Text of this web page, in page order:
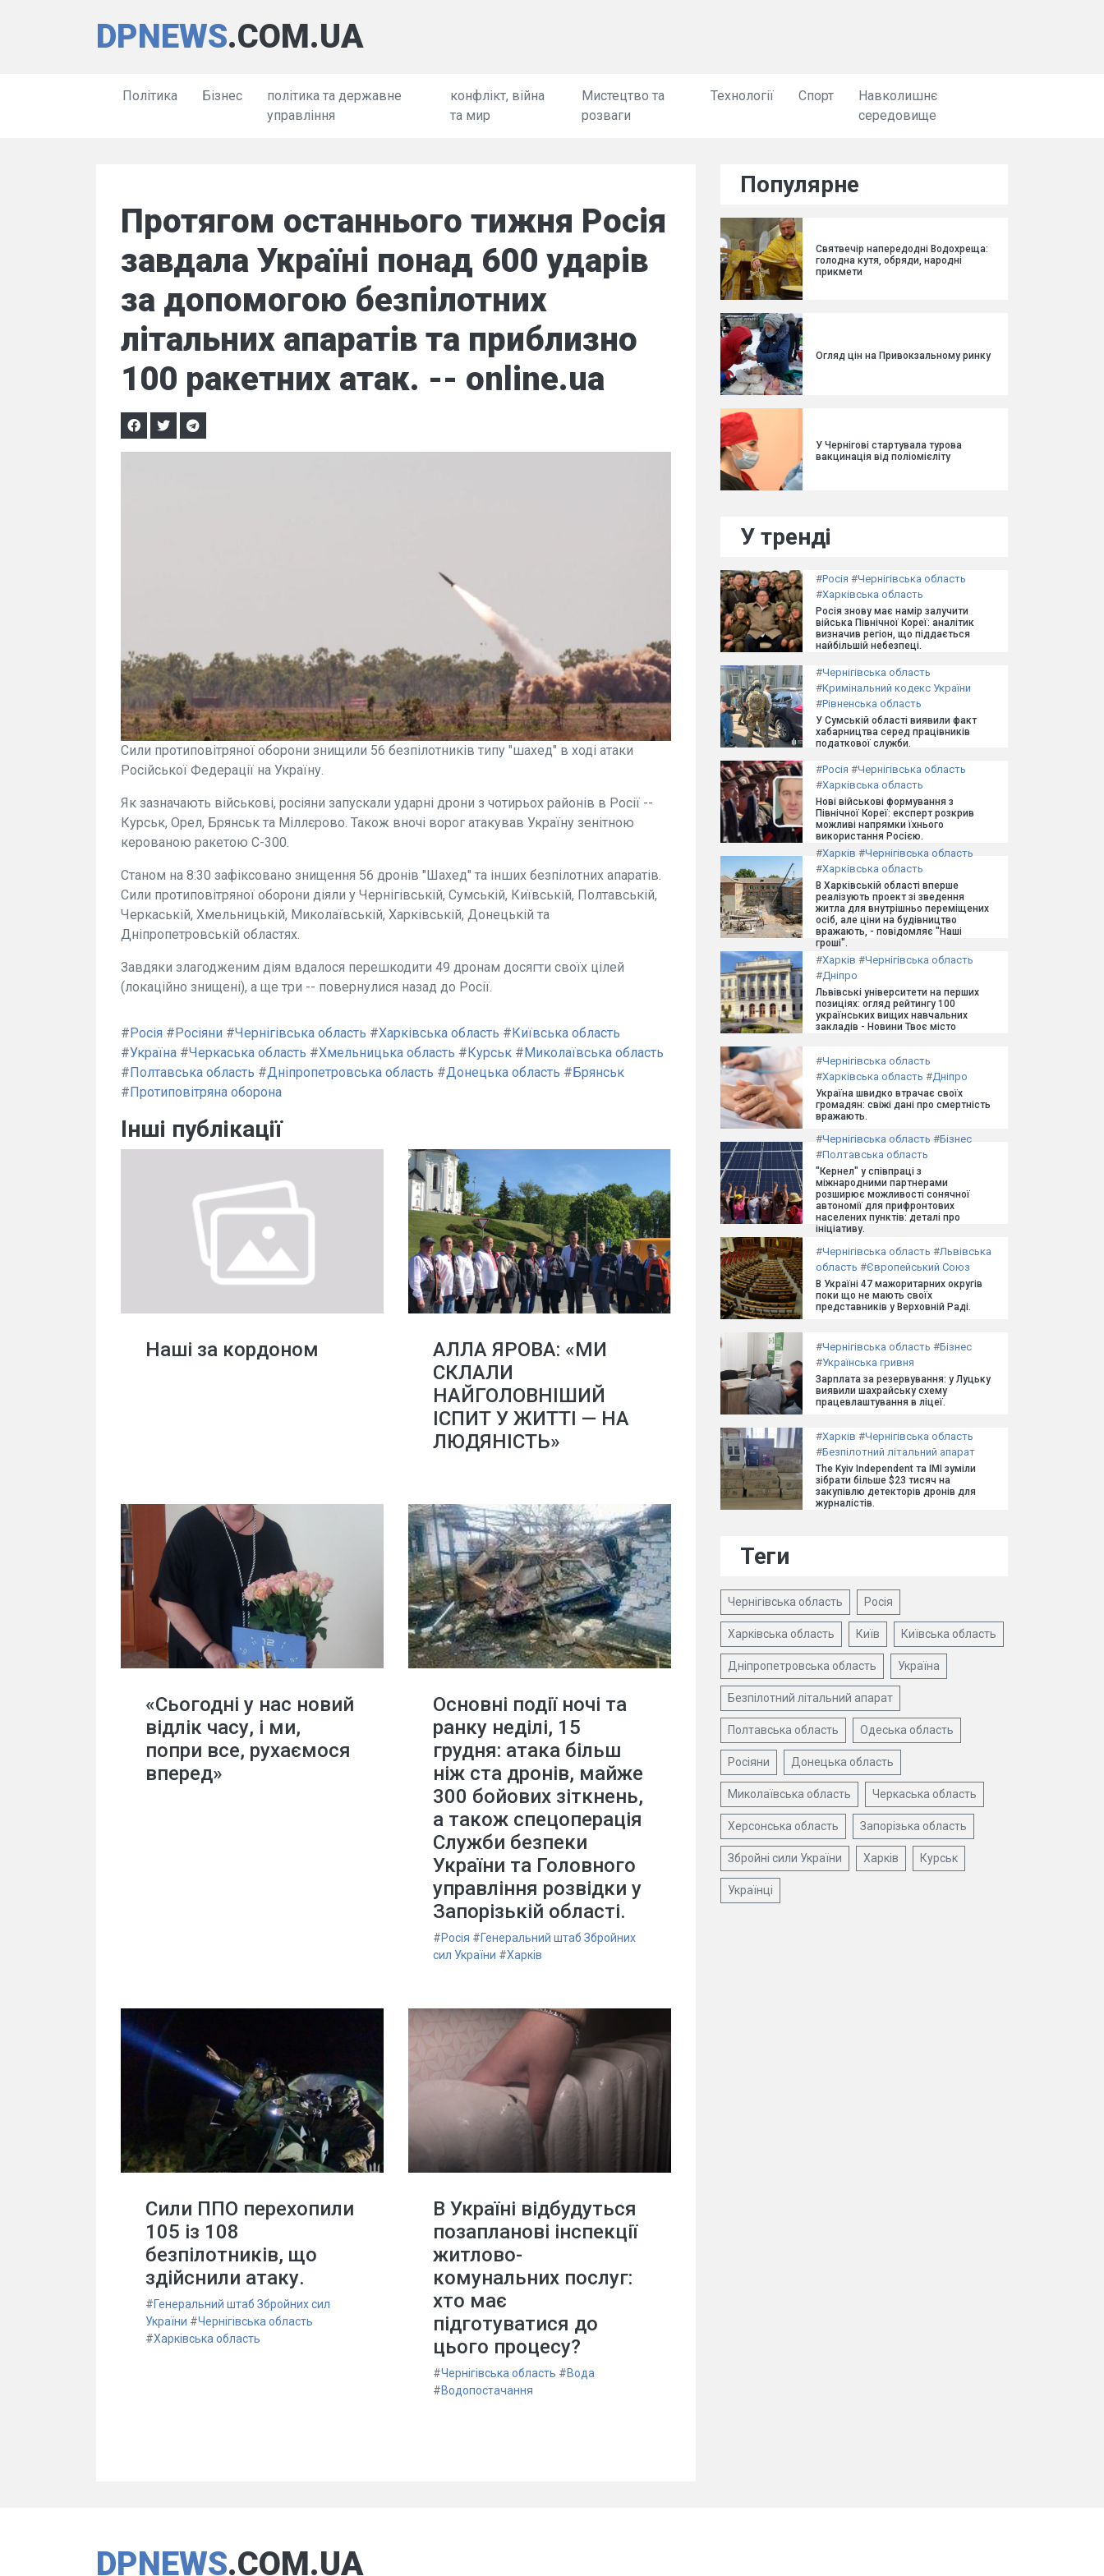
DPNEWS.COM.UA
Політика Бізнес
політика та державне
управління
конфлікт, війна
та мир
Мистецтво та
розваги
Технології Спорт
Навколишнє
середовище
Протягом останнього тижня Росія
завдала Україні понад 600 ударів
за допомогою безпілотних
літальних апаратів та приблизно
100 ракетних атак. -- online.ua
Сили протиповітряної оборони знищили 56 безпілотників типу "шахед" в ході атаки
Російської Федерації на Україну.
Як зазначають військові, росіяни запускали ударні дрони з чотирьох районів в Росії --
Курськ, Орел, Брянськ та Міллєрово. Також вночі ворог атакував Україну зенітною
керованою ракетою С-300.
Станом на 8:30 зафіксовано знищення 56 дронів "Шахед" та інших безпілотних апаратів.
Сили протиповітряної оборони діяли у Чернігівській, Сумській, Київській, Полтавській,
Черкаській, Хмельницькій, Миколаївській, Харківській, Донецькій та
Дніпропетровській областях.
Завдяки злагодженим діям вдалося перешкодити 49 дронам досягти своїх цілей
(локаційно знищені), а ще три -- повернулися назад до Росії.
#Росія #Росіяни #Чернігівська область #Харківська область #Київська область
#Україна #Черкаська область #Хмельницька область #Курськ #Миколаївська область
#Полтавська область #Дніпропетровська область #Донецька область #Брянськ
#Протиповітряна оборона
Інші публікації
Наші за кордоном
АЛЛА ЯРОВА: «МИ
СКЛАЛИ
НАЙГОЛОВНІШИЙ
ІСПИТ У ЖИТТІ — НА
ЛЮДЯНІСТЬ»
«Сьогодні у нас новий
відлік часу, і ми,
попри все, рухаємося
вперед»
Основні події ночі та
ранку неділі, 15
грудня: атака більш
ніж ста дронів, майже
300 бойових зіткнень,
а також спецоперація
Служби безпеки
України та Головного
управління розвідки у
Запорізькій області.
#Росія #Генеральний штаб Збройних
сил України #Харків
Сили ППО перехопили
105 із 108
безпілотників, що
здійснили атаку.
#Генеральний штаб Збройних сил
України #Чернігівська область
#Харківська область
В Україні відбудуться
позапланові інспекції
житлово-
комунальних послуг:
хто має
підготуватися до
цього процесу?
#Чернігівська область #Вода
#Водопостачання
Популярне
Святвечір напередодні Водохреща:
голодна кутя, обряди, народні
прикмети
Огляд цін на Привокзальному ринку
У Чернігові стартувала турова
вакцинація від поліомієліту
У тренді
#Росія #Чернігівська область
#Харківська область
Росія знову має намір залучити
війська Північної Кореї: аналітик
визначив регіон, що піддається
найбільшій небезпеці.
#Чернігівська область
#Кримінальний кодекс України
#Рівненська область
У Сумській області виявили факт
хабарництва серед працівників
податкової служби.
#Росія #Чернігівська область
#Харківська область
Нові військові формування з
Північної Кореї: експерт розкрив
можливі напрямки їхнього
використання Росією.
#Харків #Чернігівська область
#Харківська область
В Харківській області вперше
реалізують проект зі зведення
житла для внутрішньо переміщених
осіб, але ціни на будівництво
вражають, - повідомляє "Наші
гроші".
#Харків #Чернігівська область
#Дніпро
Львівські університети на перших
позиціях: огляд рейтингу 100
українських вищих навчальних
закладів - Новини Твоє місто
#Чернігівська область
#Харківська область #Дніпро
Україна швидко втрачає своїх
громадян: свіжі дані про смертність
вражають.
#Чернігівська область #Бізнес
#Полтавська область
"Кернел" у співпраці з
міжнародними партнерами
розширює можливості сонячної
автономії для прифронтових
населених пунктів: деталі про
ініціативу.
#Чернігівська область #Львівська
область #Європейський Союз
В Україні 47 мажоритарних округів
поки що не мають своїх
представників у Верховній Раді.
#Чернігівська область #Бізнес
#Українська гривня
Зарплата за резервування: у Луцьку
виявили шахрайську схему
працевлаштування в ліцеї.
#Харків #Чернігівська область
#Безпілотний літальний апарат
The Kyiv Independent та ІМІ зуміли
зібрати більше $23 тисяч на
закупівлю детекторів дронів для
журналістів.
Теги
Чернігівська область Росія
Харківська область Київ Київська область
Дніпропетровська область Україна
Безпілотний літальний апарат
Полтавська область Одеська область
Росіяни Донецька область
Миколаївська область Черкаська область
Херсонська область Запорізька область
Збройні сили України Харків Курськ
Українці
DPNEWS.COM.UA